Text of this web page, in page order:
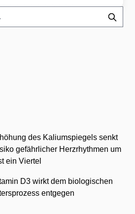
des Kaliumspiegels senkt
gefährlicher Herzrhythmen um
ein Viertel
D3 wirkt dem biologischen
entgegen